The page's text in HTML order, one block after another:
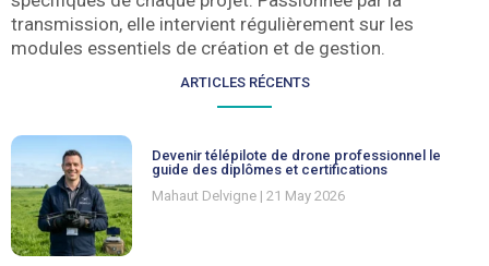
transmission, elle intervient régulièrement sur les
modules essentiels de création et de gestion.
ARTICLES RÉCENTS
Devenir télépilote de drone professionnel le
guide des diplômes et certifications
Mahaut Delvigne 21 May 2026